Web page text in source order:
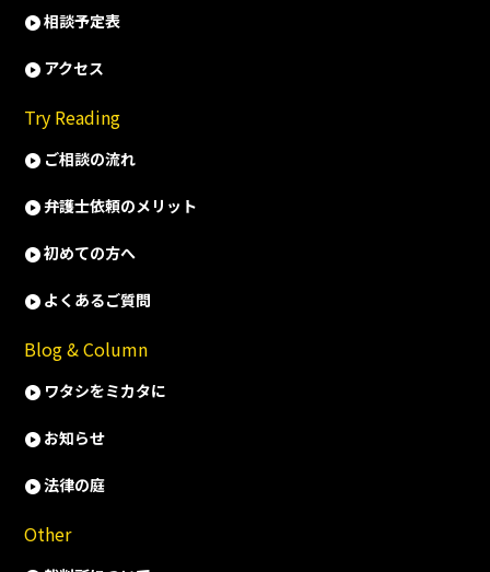
相談予定表
アクセス
Try Reading
ご相談の流れ
弁護士依頼のメリット
初めての方へ
よくあるご質問
Blog & Column
ワタシをミカタに
お知らせ
法律の庭
Other